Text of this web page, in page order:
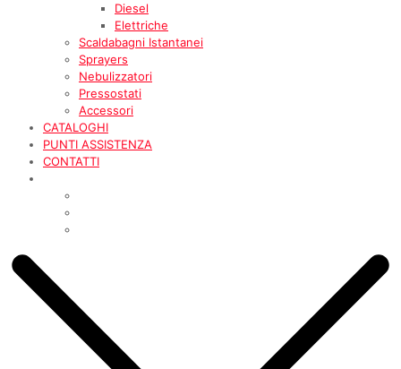
Diesel
Elettriche
Scaldabagni Istantanei
Sprayers
Nebulizzatori
Pressostati
Accessori
CATALOGHI
PUNTI ASSISTENZA
CONTATTI